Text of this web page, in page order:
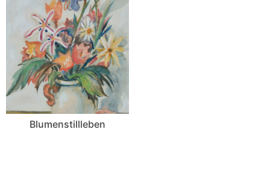
Blumenstillleben